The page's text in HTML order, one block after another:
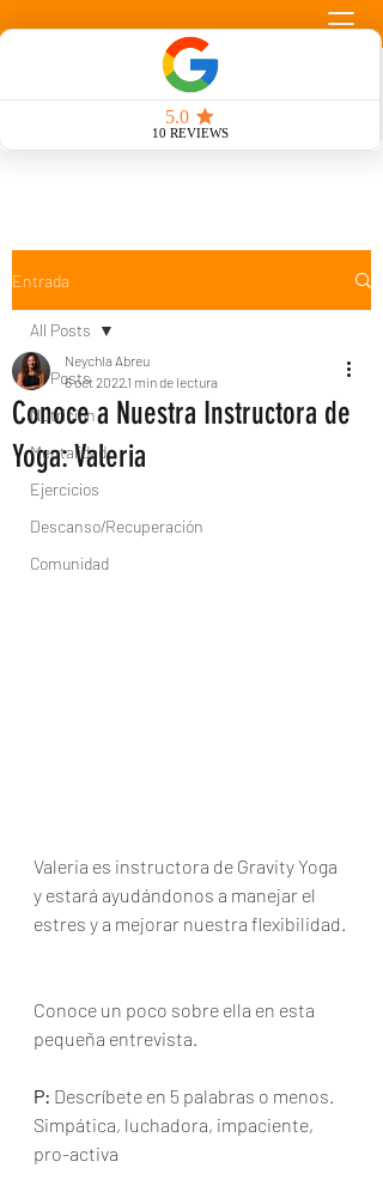
Llamada Gratuita
Entrada
All Posts
Nutrición
Mentalidad
Ejercicios
Descanso/Recuperación
Comunidad
All Posts
Conoce a Nuestra Instructora de
Yoga: Valeria
Neychla Abreu
6 oct 20221 min de lectura
Valeria es instructora de Gravity Yoga
y estará ayudándonos a manejar el
estres y a mejorar nuestra flexibilidad.
Conoce un poco sobre ella en esta
pequeña entrevista.
P: Descríbete en 5 palabras o menos.
Simpática, luchadora, impaciente,
pro-activa